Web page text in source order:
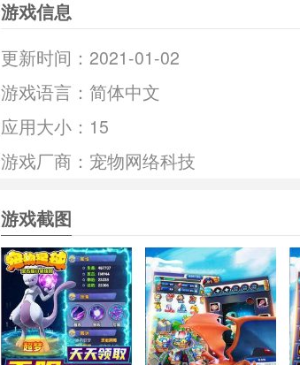
游戏信息
更新时间： 2021-01-02
游戏语言： 简体中文
应用大小： 15
游戏厂商：宠物网络科技
游戏截图